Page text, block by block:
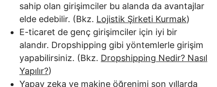
sahip olan girişimciler bu alanda da avantajlar
elde edebilir. (Bkz. Lojistik Şirketi Kurmak)
E-ticaret de genç girişimciler için iyi bir
alandır. Dropshipping gibi yöntemlerle girişim
yapabilirsiniz. (Bkz. Dropshipping Nedir? Nasıl
Yapılır?)
Yapay zeka ve makine öğrenimi son yıllarda